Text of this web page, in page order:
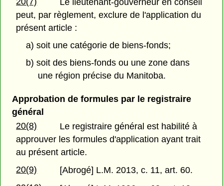
Le lieutenant-gouverneur en conseil
peut, par règlement, exclure de l'application du
présent article :
a) soit une catégorie de biens-fonds;
b) soit des biens-fonds ou une zone dans
une région précise du Manitoba.
Approbation de formules par le registraire
général
20(8)
Le registraire général est habilité à
approuver les formules d'application ayant trait
au présent article.
20(9)
[Abrogé] L.M. 2013, c. 11, art. 60.